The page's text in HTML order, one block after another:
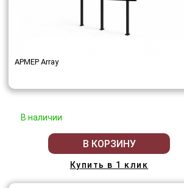
АРМЕР Array
В наличии
В КОРЗИНУ
Купить в 1 клик